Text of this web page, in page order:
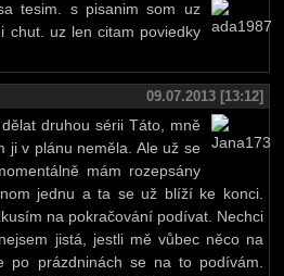
tesim. s pisanim som uz
chut. uz len citam poviedky
09.07.2013 [13:12]
druhou sérii Táto, mně
ji v plánu neměla. Ale už se
mám rozepsány
jednu a ta se už blíží ke konci.
na pokračování podívat. Nechci
jistá, jestli mě vůbec něco na
po prázdninách se na to podívám.